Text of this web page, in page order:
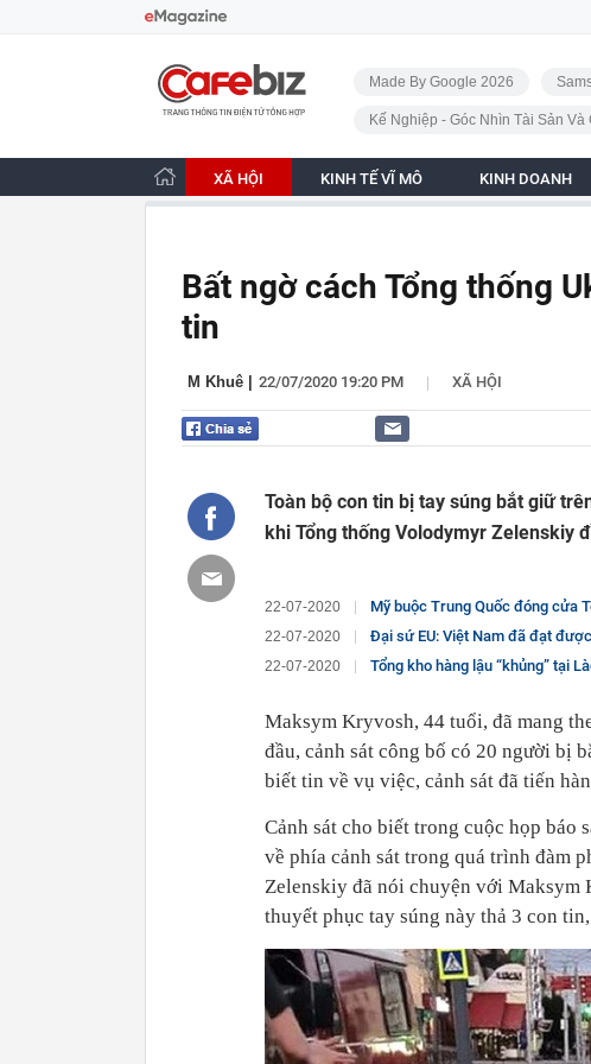
CafeBiz - Trang chủ
Made By Google 2026
Kế Nghiệp - Góc Nhìn Tài Sản Và
XÃ HỘI KINH TẾ VĨ MÔ KINH DOANH
Bất ngờ cách Tổng thống
tin
M Khuê 22/07/2020 19:20 PM | XÃ HỘI
Toàn bộ con tin bị tay súng bắt giữ
khi Tổng thống Volodymyr Zelenskiy
22-07-2020 Mỹ buộc Trung Quốc đóng cửa Tổng
22-07-2020 Đại sứ EU: Việt Nam đã đạt được
22-07-2020 Tổng kho hàng lậu “khủng” tại
Maksym Kryvosh, 44 tuổi, đã mang
đầu, cảnh sát công bố có 20 người bị
biết tin về vụ việc, cảnh sát đã tiến
Cảnh sát cho biết trong cuộc họp báo
về phía cảnh sát trong quá trình đàm
Zelenskiy đã nói chuyện với Maksym
thuyết phục tay súng này thả 3 con